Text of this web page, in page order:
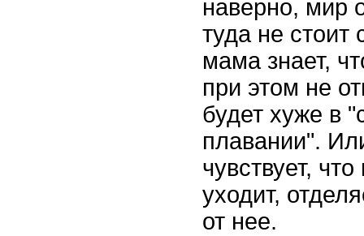
наверно, мир
туда не стоит
мама знает,
при этом не
будет хуже в
плавании".
чувствует,
уходит,
от нее.